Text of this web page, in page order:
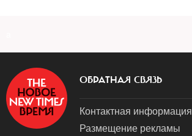
ОБРАТНАЯ СВЯЗЬ
Контактная информация
Размещение рекламы